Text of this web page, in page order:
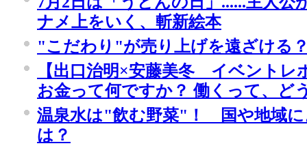
ナメ上をいく、斬新絵本
"こだわり"が売り上げを遠ざける
【出口治明×安藤美冬 イベントレ
お金って何ですか？ 働くって、ど
温泉水は"飲む野菜"！ 国や地域に
は？